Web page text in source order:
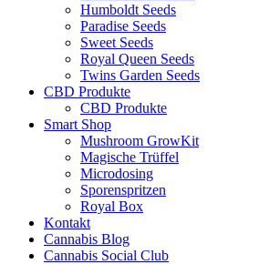
Humboldt Seeds
Paradise Seeds
Sweet Seeds
Royal Queen Seeds
Twins Garden Seeds
CBD Produkte
CBD Produkte
Smart Shop
Mushroom GrowKit
Magische Trüffel
Microdosing
Sporenspritzen
Royal Box
Kontakt
Cannabis Blog
Cannabis Social Club